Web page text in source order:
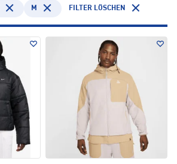
M FILTER LÖSCHEN